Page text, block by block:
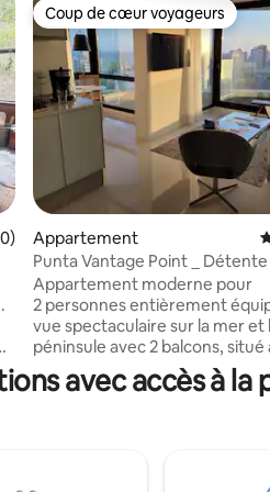
4,92 sur 5
moyenne sur la base de 100
Coup de cœur voyageurs
Coup de cœur voyageurs
Appartement
Punta Vantage Point _
Appartement moderne pour
2 personnes entièrement
vue spectaculaire sur la mer et
péninsule avec 2 balcons, situé
quelques rues du centre et des
mansa & brava. Comprend
avec accès à la